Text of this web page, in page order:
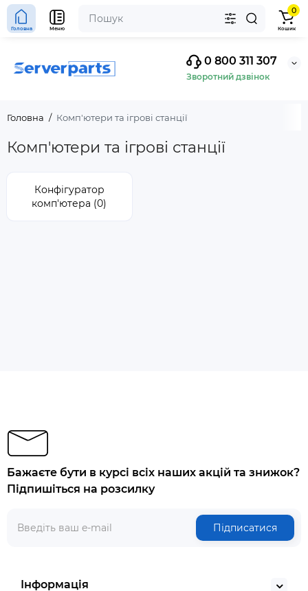
0 800 311 307
Зворотний дзвінок
Головна Меню
0
Кошик
Головна Комп'ютери та ігрові станції
Комп'ютери та ігрові станції
Конфігуратор
комп'ютера (0)
Бажаєте бути в курсі всіх наших акцій та знижок?
Підпишіться на розсилку
Підписатися
Інформація